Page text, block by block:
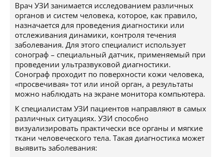
Врач УЗИ занимается исследованием различных
органов и систем человека, которое, как правило,
назначается для проведения диагностики или
отслеживания динамики, контроля течения
заболевания. Для этого специалист использует
сонограф – специальный датчик, применяемый при
проведении ультразвуковой диагностики.
Сонограф проходит по поверхности кожи человека,
«просвечивая» тот или иной орган, а результаты
можно наблюдать на экране монитора компьютера.
К специалистам УЗИ пациентов направляют в самых
различных ситуациях. УЗИ способно
визуализировать практически все органы и мягкие
ткани человеческого тела. Такая диагностика может
выявить заболевания: